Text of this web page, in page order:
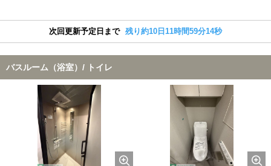
次回更新予定日まで 残り約10日11時間59分14秒
バスルーム（浴室）/ トイレ